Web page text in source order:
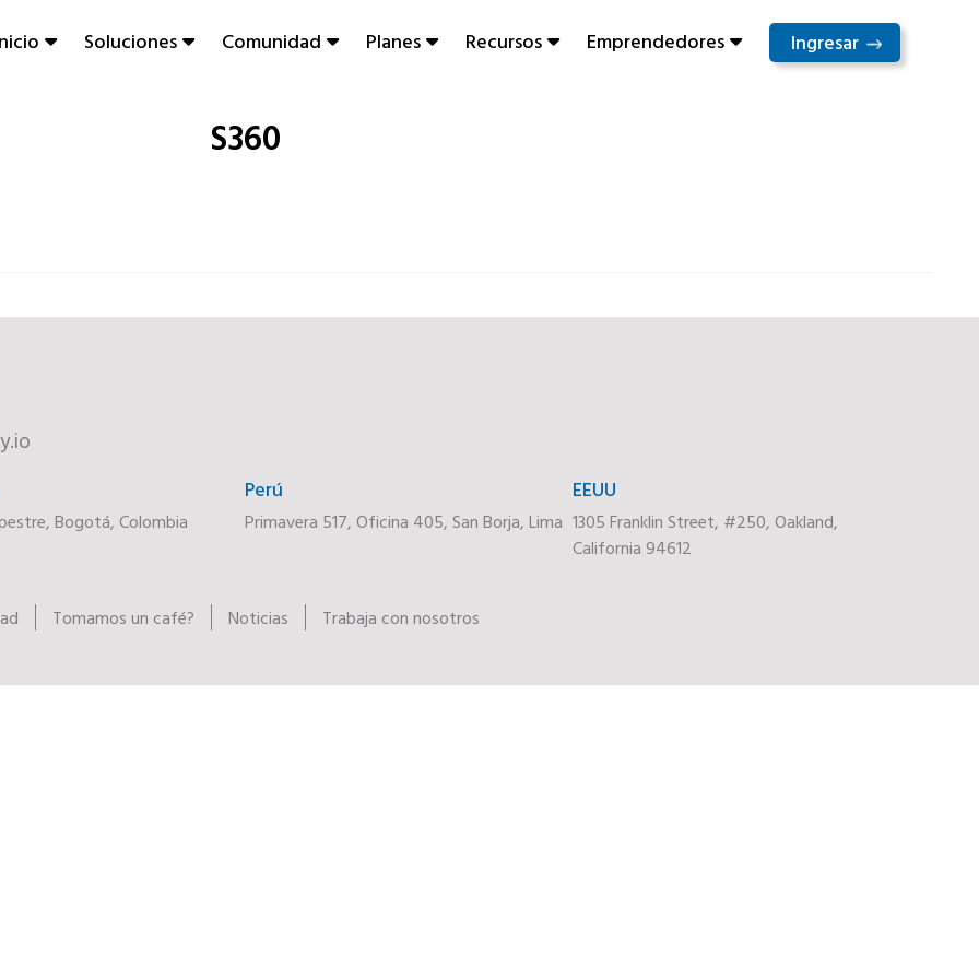
Soluciones Comunidad Planes Recursos Emprendedores Ingresar
S360
Bogotá, Colombia
Perú
Primavera 517, Oficina 405, San Borja, Lima
EEUU
1305 Franklin Street, #250, Oakland,
California 94612
Tomamos un café? Noticias Trabaja con nosotros